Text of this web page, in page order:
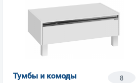
Тумбы и комоды 8